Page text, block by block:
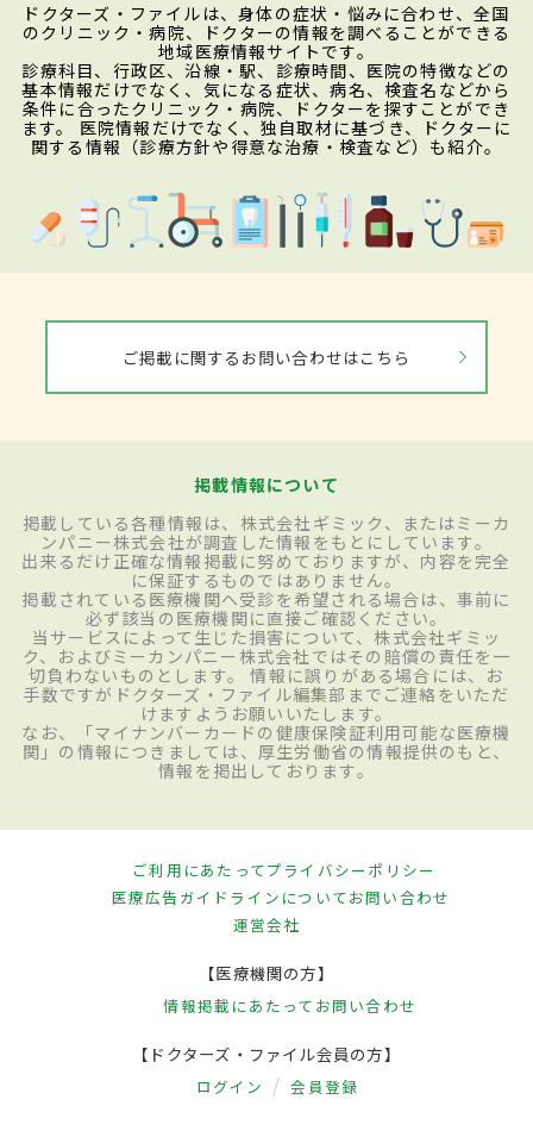
ドクターズ・ファイルは、身体の症状・悩みに合わせ、全国
のクリニック・病院、ドクターの情報を調べることができる
地域医療情報サイトです。
診療科目、行政区、沿線・駅、診療時間、医院の特徴などの
基本情報だけでなく、気になる症状、病名、検査名などから
条件に合ったクリニック・病院、ドクターを探すことができ
ます。 医院情報だけでなく、独自取材に基づき、ドクターに
関する情報（診療方針や得意な治療・検査など）も紹介。
ご掲載に関するお問い合わせはこちら
掲載情報について
掲載している各種情報は、株式会社ギミック、またはミーカ
ンパニー株式会社が調査した情報をもとにしています。
出来るだけ正確な情報掲載に努めておりますが、内容を完全
に保証するものではありません。
掲載されている医療機関へ受診を希望される場合は、事前に
必ず該当の医療機関に直接ご確認ください。
当サービスによって生じた損害について、株式会社ギミッ
ク、およびミーカンパニー株式会社ではその賠償の責任を一
切負わないものとします。 情報に誤りがある場合には、お
手数ですがドクターズ・ファイル編集部までご連絡をいただ
けますようお願いいたします。
なお、「マイナンバーカードの健康保険証利用可能な医療機
関」の情報につきましては、厚生労働省の情報提供のもと、
情報を掲出しております。
ご利用にあたってプライバシーポリシー
医療広告ガイドラインについてお問い合わせ
運営会社
【医療機関の方】
情報掲載にあたって お問い合わせ
【ドクターズ・ファイル会員の方】
ログイン 会員登録